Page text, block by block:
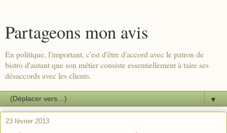
Partageons mon avis
En politique, l'important, c'est d'être d'accord avec le patron de
bistro d'autant que son métier consiste essentiellement à taire ses
désaccords avec les clients.
▼
23 février 2013